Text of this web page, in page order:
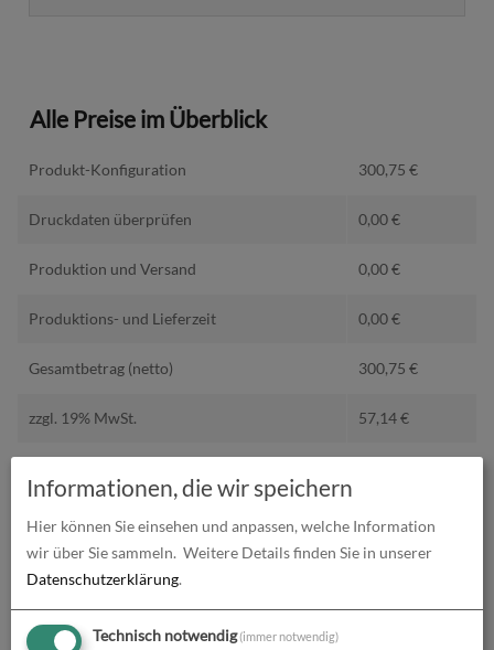
Alle Preise im Überblick
Produkt-Konfiguration 300,75 €
Druckdaten überprüfen 0,00€
Produktion und Versand 0,00€
Produktions- und Lieferzeit 0,00€
Gesamtbetrag (netto) 300,75 €
zzgl. 19% MwSt. 57,14€
Datenupload (min. 0 / max. 10)
Informationen, die wir speichern
Hier können Sie einsehen und anpassen, welche Information
wir über Sie sammeln. Weitere Details finden Sie in unserer
Datenschutzerklärung.
Technisch notwendig(immer notwendig)